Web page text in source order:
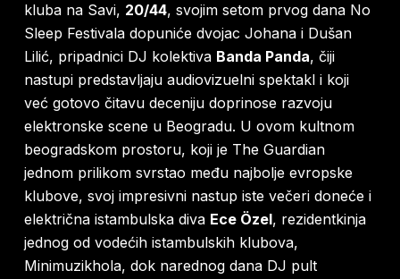
kluba na Savi, 20/44, svojim setom prvog dana No
Sleep Festivala dopuniće dvojac Johana i Dušan
Lilić, pripadnici DJ kolektiva Banda Panda, čiji
nastupi predstavljaju audiovizuelni spektakl i koji
već gotovo čitavu deceniju doprinose razvoju
elektronske scene u Beogradu. U ovom kultnom
beogradskom prostoru, koji je The Guardian
jednom prilikom svrstao među najbolje evropske
klubove, svoj impresivni nastup iste večeri doneće i
električna istambulska diva Ece Özel, rezidentkinja
jednog od vodećih istambulskih klubova,
Minimuzikhola, dok narednog dana DJ pult